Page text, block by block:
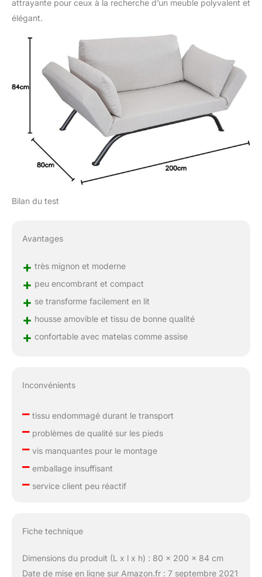
attrayante pour ceux à la recherche d’un meuble polyvalent et
élégant.
Bilan du test
Avantages
+ très mignon et moderne
+ peu encombrant et compact
+ se transforme facilement en lit
+ housse amovible et tissu de bonne qualité
+ confortable avec matelas comme assise
Inconvénients
–tissu endommagé durant le transport
–problèmes de qualité sur les pieds
–vis manquantes pour le montage
–emballage insuffisant
–service client peu réactif
Fiche technique
Dimensions du produit (L x l x h) : 80 x 200 x 84 cm
Date de mise en ligne sur Amazon.fr : 7 septembre 2021